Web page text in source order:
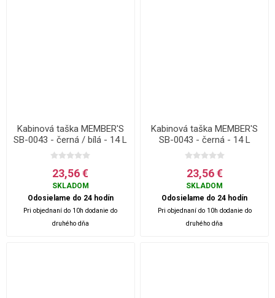
Kabinová taška MEMBER'S
SB-0043 - černá / bílá - 14 L
23,56 €
SKLADOM
Odosielame do 24 hodín
Pri objednaní do 10h dodanie do
druhého dňa
Kabinová taška MEMBER'S
SB-0043 - černá - 14 L
23,56 €
SKLADOM
Odosielame do 24 hodín
Pri objednaní do 10h dodanie do
druhého dňa